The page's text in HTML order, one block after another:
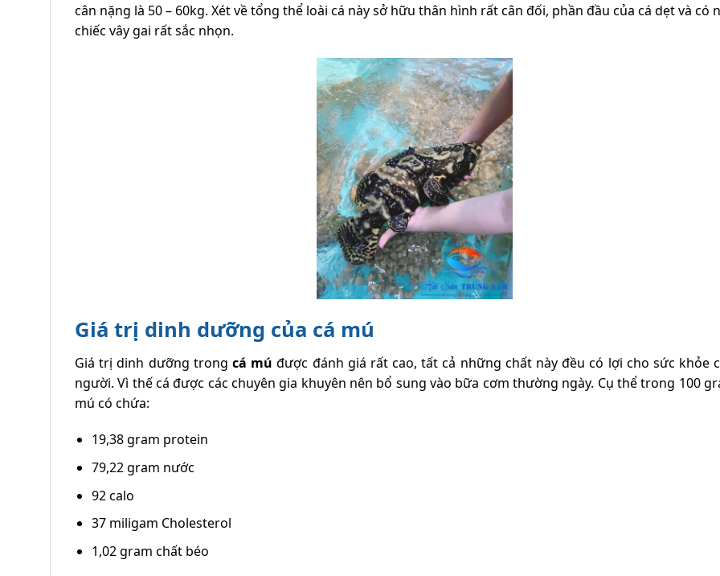
cân nặng là 50 – 60kg. Xét về tổng thể loài cá này sở hữu thân hình rất cân đối, phần đầu của cá dẹt và có
chiếc vây gai rất sắc nhọn.
Giá trị dinh dưỡng của cá mú
Giá trị dinh dưỡng trong cá mú được đánh giá rất cao, tất cả những chất này đều có lợi cho sức khỏe
người. Vì thế cá được các chuyên gia khuyên nên bổ sung vào bữa cơm thường ngày. Cụ thể trong 100
mú có chứa:
19,38 gram protein
79,22 gram nước
92 calo
37 miligam Cholesterol
1,02 gram chất béo